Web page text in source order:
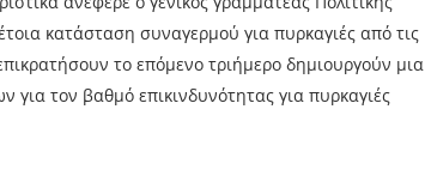
κατάσταση συναγερμού για πυρκαγιές από τις
το επόμενο τριήμερο δημιουργούν μια
τον βαθμό επικινδυνότητας για πυρκαγιές